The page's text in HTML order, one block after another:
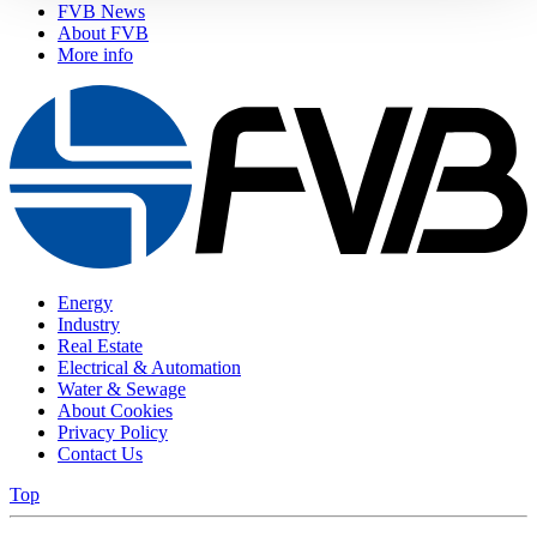
FVB News
About FVB
More info
Energy
Industry
Real Estate
Electrical & Automation
Water & Sewage
About Cookies
Privacy Policy
Contact Us
Top